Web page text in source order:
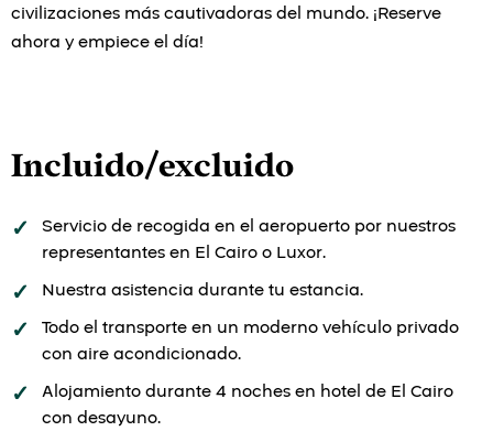
civilizaciones más cautivadoras del mundo. ¡Reserve
ahora y empiece el día!
Incluido/excluido
Servicio de recogida en el aeropuerto por nuestros
representantes en El Cairo o Luxor.
Nuestra asistencia durante tu estancia.
Todo el transporte en un moderno vehículo privado
con aire acondicionado.
Alojamiento durante 4 noches en hotel de El Cairo
con desayuno.